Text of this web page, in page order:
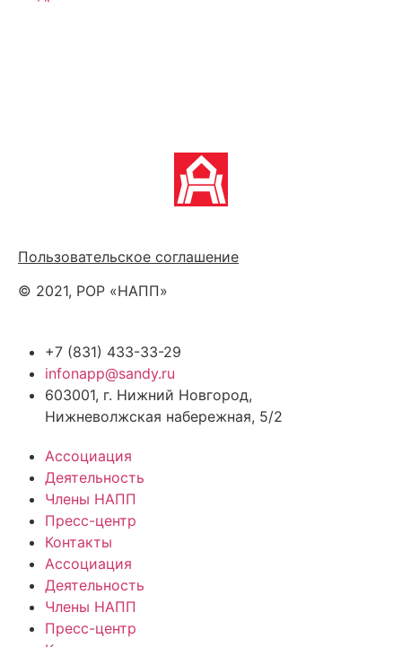
Пользовательское соглашение
© 2021, РОР «НАПП»
+7 (831) 433-33-29
infonapp@sandy.ru
603001, г. Нижний Новгород,
Нижневолжская набережная, 5/2
Ассоциация
Деятельность
Члены НАПП
Пресс-центр
Контакты
Ассоциация
Деятельность
Члены НАПП
Пресс-центр